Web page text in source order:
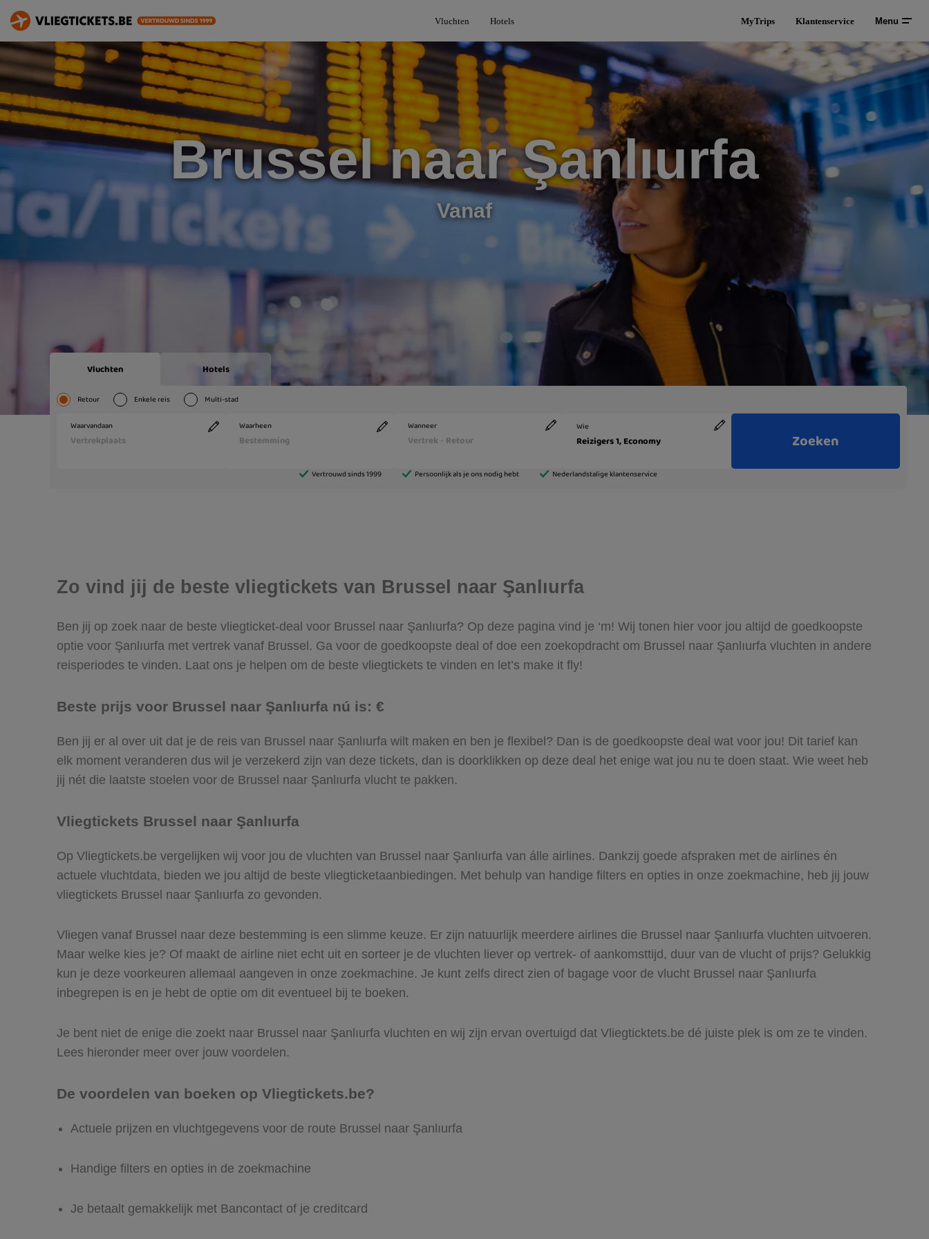
Vluchten Hotels MyTrips Klantenservice Menu
Brussel naar Şanlıurfa
Vanaf
Zo vind jij de beste vliegtickets van Brussel naar Şanlıurfa
Ben jij op zoek naar de beste vliegticket-deal voor Brussel naar Şanlıurfa? Op deze pagina vind je ‘m! Wij tonen hier voor jou altijd de goedkoopste
optie voor Şanlıurfa met vertrek vanaf Brussel. Ga voor de goedkoopste deal of doe een zoekopdracht om Brussel naar Şanlıurfa vluchten in andere
reisperiodes te vinden. Laat ons je helpen om de beste vliegtickets te vinden en let’s make it fly!
Beste prijs voor Brussel naar Şanlıurfa nú is: €
Ben jij er al over uit dat je de reis van Brussel naar Şanlıurfa wilt maken en ben je flexibel? Dan is de goedkoopste deal wat voor jou! Dit tarief kan
elk moment veranderen dus wil je verzekerd zijn van deze tickets, dan is doorklikken op deze deal het enige wat jou nu te doen staat. Wie weet heb
jij nét die laatste stoelen voor de Brussel naar Şanlıurfa vlucht te pakken.
Vliegtickets Brussel naar Şanlıurfa
Op Vliegtickets.be vergelijken wij voor jou de vluchten van Brussel naar Şanlıurfa van álle airlines. Dankzij goede afspraken met de airlines én
actuele vluchtdata, bieden we jou altijd de beste vliegticketaanbiedingen. Met behulp van handige filters en opties in onze zoekmachine, heb jij jouw
vliegtickets Brussel naar Şanlıurfa zo gevonden.
Vliegen vanaf Brussel naar deze bestemming is een slimme keuze. Er zijn natuurlijk meerdere airlines die Brussel naar Şanlıurfa vluchten uitvoeren.
Maar welke kies je? Of maakt de airline niet echt uit en sorteer je de vluchten liever op vertrek- of aankomsttijd, duur van de vlucht of prijs? Gelukkig
kun je deze voorkeuren allemaal aangeven in onze zoekmachine. Je kunt zelfs direct zien of bagage voor de vlucht Brussel naar Şanlıurfa
inbegrepen is en je hebt de optie om dit eventueel bij te boeken.
Je bent niet de enige die zoekt naar Brussel naar Şanlıurfa vluchten en wij zijn ervan overtuigd dat Vliegticktets.be dé juiste plek is om ze te vinden.
Lees hieronder meer over jouw voordelen.
De voordelen van boeken op Vliegtickets.be?
Actuele prijzen en vluchtgegevens voor de route Brussel naar Şanlıurfa
Handige filters en opties in de zoekmachine
Je betaalt gemakkelijk met Bancontact of je creditcard